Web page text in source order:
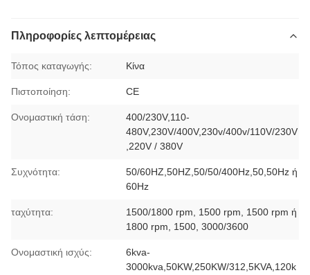
Πληροφορίες λεπτομέρειας
Τόπος καταγωγής: Κίνα
Πιστοποίηση: CE
Ονομαστική τάση:
400/230V,110-
480V,230V/400V,230v/400v/110V/230V
,220V / 380V
Συχνότητα:
50/60HZ,50HZ,50/50/400Hz,50,50Hz ή
60Hz
ταχύτητα:
1500/1800 rpm, 1500 rpm, 1500 rpm ή
1800 rpm, 1500, 3000/3600
Ονομαστική ισχύς:
6kva-
3000kva,50KW,250KW/312,5KVA,120k